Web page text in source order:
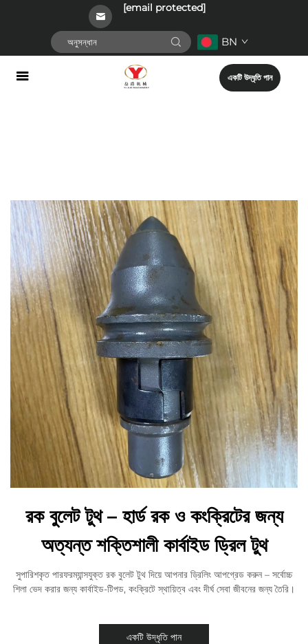
[email protected]
BN
একটি উদ্ধৃতি পান
রক বুলেট টুথ – হার্ড রক ও কংক্রিটের জন্য
অত্যন্ত শক্তিশালী কার্বাইড ড্রিল টুথ
সুপারিশকৃত পারফরম্যান্সযুক্ত রক বুলেট টুথ দিয়ে আপনার ড্রিলিং আপগ্রেড করুন – সর্বোচ্চ
শিলা ভেদ করার জন্য কার্বাইড-টিপড, কংক্রিটে স্থায়িত্ব এবং দীর্ঘ সেবা জীবনের জন্য তৈরি।
একটি উদ্ধৃতি পান